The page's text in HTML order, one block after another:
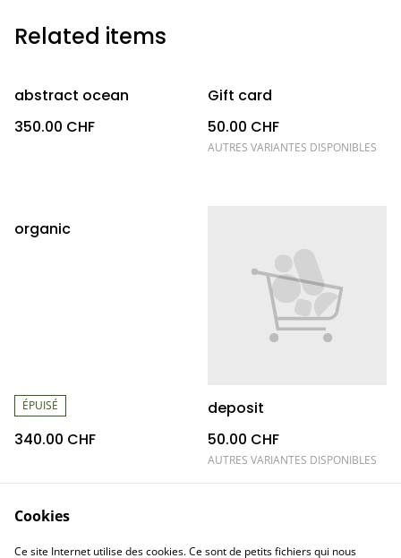
Related items
abstract ocean
350.00 CHF
Gift card
50.00 CHF
AUTRES VARIANTES DISPONIBLES
organic
ÉPUISÉ
340.00 CHF
deposit
50.00 CHF
AUTRES VARIANTES DISPONIBLES
Cookies
Ce site Internet utilise des cookies. Ce sont de petits fichiers qui nous